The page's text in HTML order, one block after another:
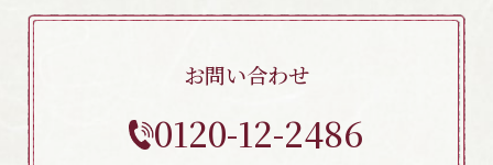
お問い合わせ
0120-12-2486